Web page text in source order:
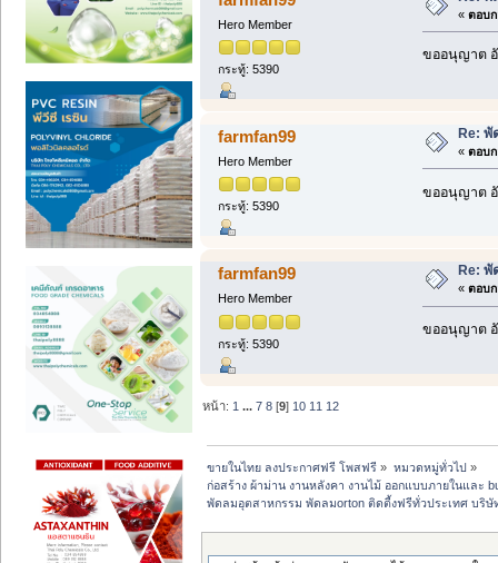
Hero Member
กระทู้: 5390
« ตอบก
ขออนุญาต
farmfan99
Hero Member
กระทู้: 5390
Re: พั
« ตอบก
ขออนุญาต
farmfan99
Hero Member
กระทู้: 5390
Re: พั
« ตอบก
ขออนุญาต
หน้า: 1 ...7 8 [9] 10 11 12
ขายในไทย ลงประกาศฟรี โพสฟรี » หมวดหมู่ทั่วไป»
ก่อสร้าง ผ้าม่าน งานหลังคา งานไม้ ออกแบบภายในและ
พัดลมอุตสาหกรรม พัดลมorton ติดตี้งฟรีทั่วประเทศ บริษั